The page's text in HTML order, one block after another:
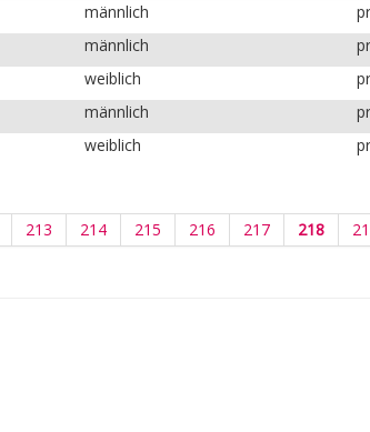
männlich
männlich
weiblich
männlich
weiblich
213 214 215 216 217 218